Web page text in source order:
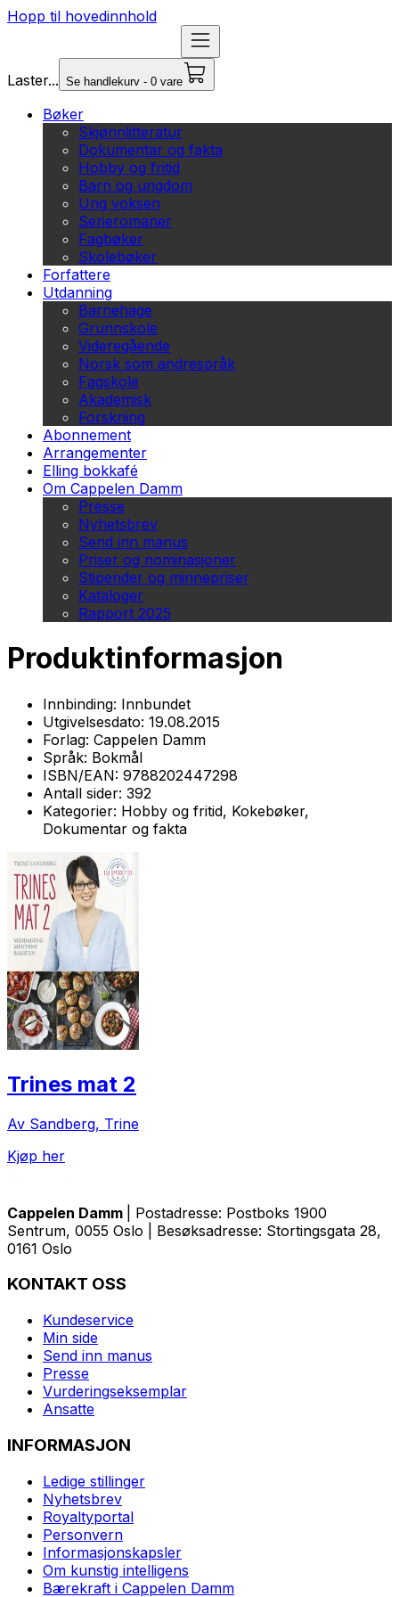
Hopp til hovedinnhold
Laster... Se handlekurv - 0 vare
Bøker
Skjønnlitteratur
Dokumentar og fakta
Hobby og fritid
Barn og ungdom
Ung voksen
Serieromaner
Fagbøker
Skolebøker
Forfattere
Utdanning
Barnehage
Grunnskole
Videregående
Norsk som andrespråk
Fagskole
Akademisk
Forskning
Abonnement
Arrangementer
Elling bokkafé
Om Cappelen Damm
Presse
Nyhetsbrev
Send inn manus
Priser og nominasjoner
Stipender og minnepriser
Kataloger
Rapport 2025
Produktinformasjon
Innbinding: Innbundet
Utgivelsesdato: 19.08.2015
Forlag: Cappelen Damm
Språk: Bokmål
ISBN/EAN: 9788202447298
Antall sider: 392
Kategorier: Hobby og fritid, Kokebøker,
Dokumentar og fakta
Trines mat 2
Av Sandberg, Trine
Kjøp her
Cappelen Damm
| Postadresse: Postboks 1900
Sentrum, 0055 Oslo | Besøksadresse: Stortingsgata 28,
0161 Oslo
KONTAKT OSS
Kundeservice
Min side
Send inn manus
Presse
Vurderingseksemplar
Ansatte
INFORMASJON
Ledige stillinger
Nyhetsbrev
Royaltyportal
Personvern
Informasjonskapsler
Om kunstig intelligens
Bærekraft i Cappelen Damm